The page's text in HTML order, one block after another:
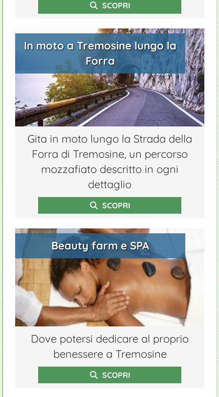
SCOPRI
In moto a Tremosine lungo la
Forra
Gita in moto lungo la Strada della
Forra di Tremosine, un percorso
mozzafiato descritto in ogni
dettaglio
SCOPRI
Beauty farm e SPA
Dove potersi dedicare al proprio
benessere a Tremosine
SCOPRI